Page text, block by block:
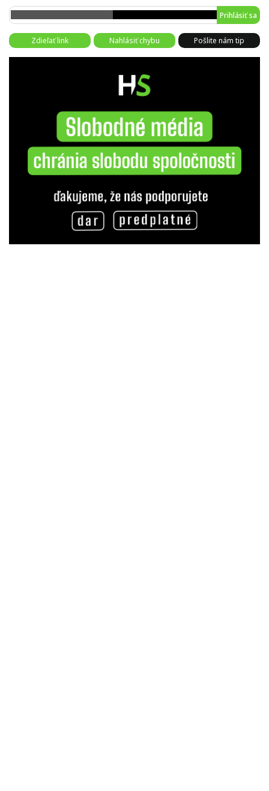
Prihlásiť sa
Zdieľať link Nahlásiť chybu Pošlite nám tip